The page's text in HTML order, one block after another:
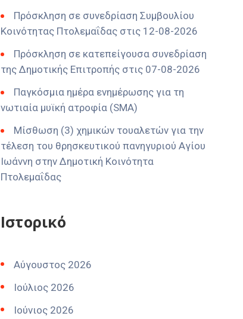
Πρόσκληση σε συνεδρίαση Συμβουλίου
Κοινότητας Πτολεμαΐδας στις 12-08-2026
Πρόσκληση σε κατεπείγουσα συνεδρίαση
της Δημοτικής Επιτροπής στις 07-08-2026
Παγκόσμια ημέρα ενημέρωσης για τη
νωτιαία μυϊκή ατροφία (SMA)
Μίσθωση (3) χημικών τουαλετών για την
τέλεση του θρησκευτικού πανηγυριού Αγίου
Ιωάννη στην Δημοτική Κοινότητα
Πτολεμαΐδας
Ιστορικό
Αύγουστος 2026
Ιούλιος 2026
Ιούνιος 2026